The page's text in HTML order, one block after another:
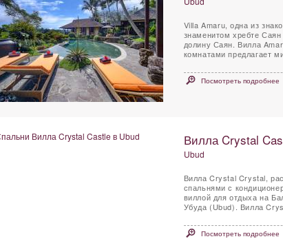
Villa Amaru, одна из
знаменитом хребте
долину Саян. Вилла
комнатами предлагает
Посмотреть подробнее
Вилла Crystal
Ubud
Вилла Crystal Crystal,
спальнями с
виллой для отдыха на
Убуда (Ubud). Вилла
Посмотреть подробнее